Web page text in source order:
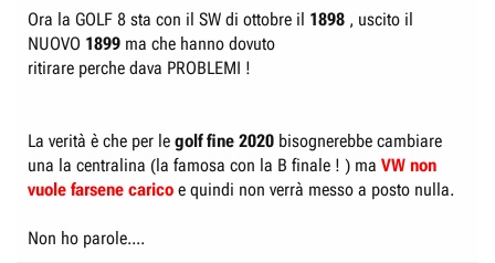
Ora la GOLF 8 sta con il SW di ottobre il 1898 , uscito il
NUOVO 1899 ma che hanno dovuto
ritirare perche dava PROBLEMI !
La verità è che per le golf fine 2020 bisognerebbe cambiare
una la centralina (la famosa con la B finale ! ) ma VW non
vuole farsene carico e quindi non verrà messo a posto nulla.
Non ho parole....